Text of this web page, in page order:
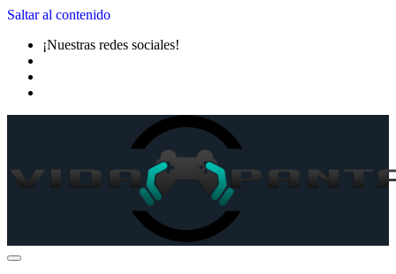
Saltar al contenido
¡Nuestras redes sociales!